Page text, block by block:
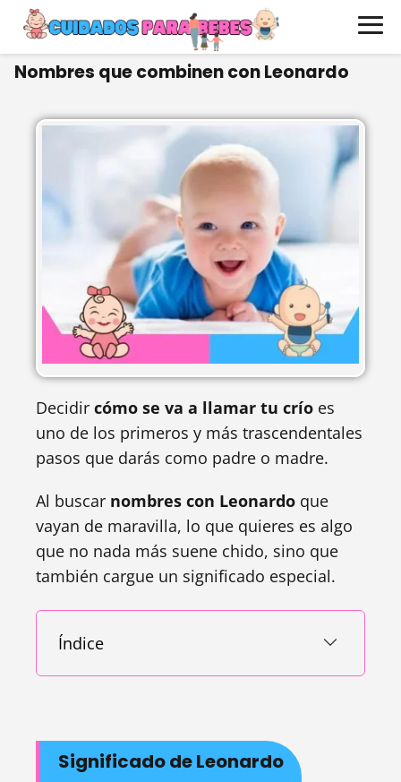
Nombres que combinen con Leonardo
Decidir cómo se va a llamar tu crío es
uno de los primeros y más trascendentales
pasos que darás como padre o madre.
Al buscar nombres con Leonardo que
vayan de maravilla, lo que quieres es algo
que no nada más suene chido, sino que
también cargue un significado especial.
Índice
Significado de Leonardo